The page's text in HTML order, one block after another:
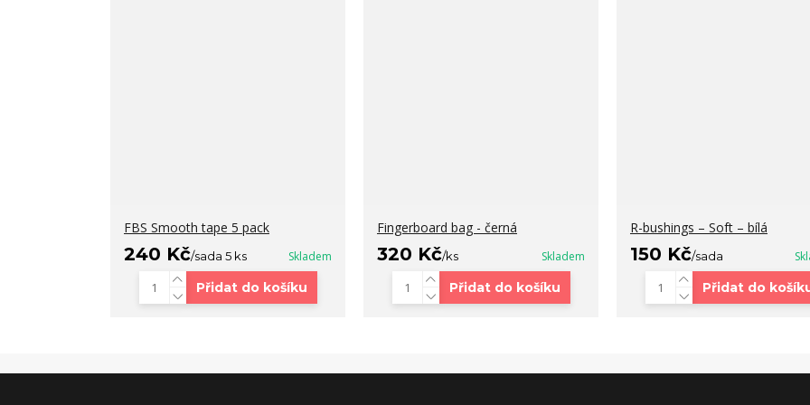
FBS Smooth tape 5 pack
240 Kč/sada 5 ks Skladem
Přidat do košíku
Fingerboard bag - černá
320 Kč/ks Skladem
Přidat do košíku
R-bushings – Soft – bílá
150 Kč/sada
Přidat do